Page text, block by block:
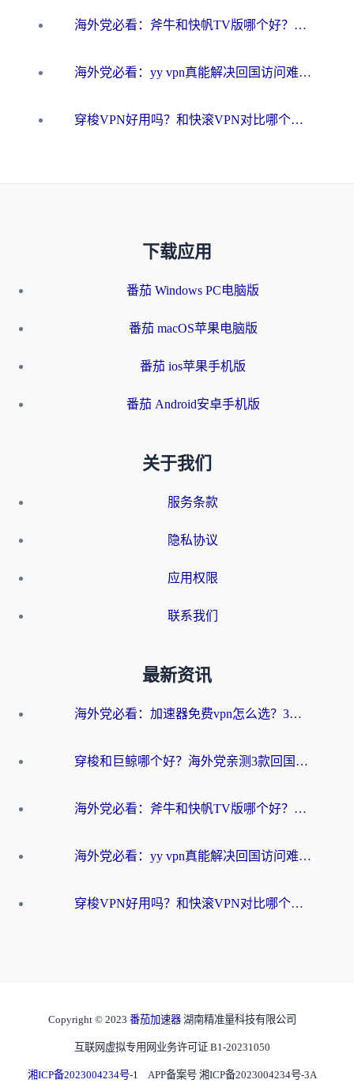
海外党必看：斧牛和快帆TV版哪个好？3分钟选对回国加速器，无缝刷B站、追热剧
海外党必看：yy vpn真能解决回国访问难题？附云极initap测评+免费方案对比
穿梭VPN好用吗？和快滚VPN对比哪个回国效果更好？海外党选回国加速器必看指南
下载应用
番茄 Windows PC电脑版
番茄 macOS苹果电脑版
番茄 ios苹果手机版
番茄 Android安卓手机版
关于我们
服务条款
隐私协议
应用权限
联系我们
最新资讯
海外党必看：加速器免费vpn怎么选？3步教你无缝访问国内资源
穿梭和巨鲸哪个好？海外党亲测3款回国加速器，教你避开90%的坑
海外党必看：斧牛和快帆TV版哪个好？3分钟选对回国加速器，无缝刷B站、追热剧
海外党必看：yy vpn真能解决回国访问难题？附云极initap测评+免费方案对比
穿梭VPN好用吗？和快滚VPN对比哪个回国效果更好？海外党选回国加速器必看指南
Copyright © 2023 番茄加速器 湖南精准量科技有限公司
互联网虚拟专用网业务许可证 B1-20231050
湘ICP备2023004234号-1 APP备案号 湘ICP备2023004234号-3A